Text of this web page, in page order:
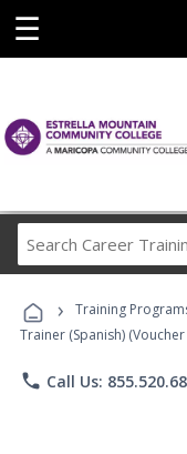
☰
› Training
Trainer (Spanish)
phone Call Us: